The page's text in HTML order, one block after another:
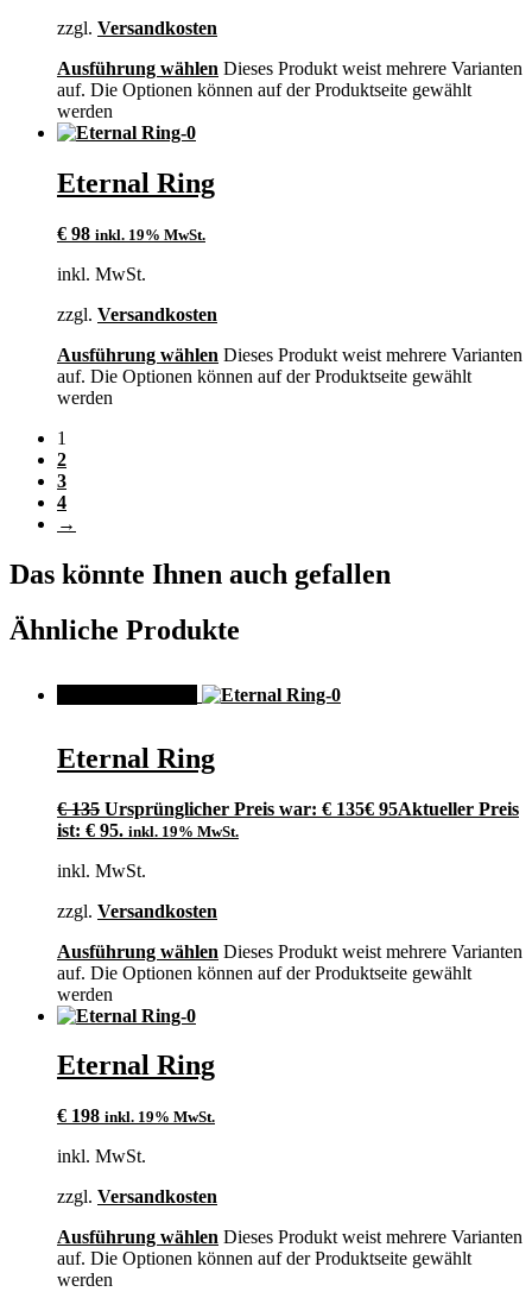
zzgl. Versandkosten
Ausführung wählen Dieses Produkt weist mehrere Varianten
auf. Die Optionen können auf der Produktseite gewählt
werden
Eternal Ring
€ 98 inkl. 19% MwSt.
inkl. MwSt.
zzgl. Versandkosten
Ausführung wählen Dieses Produkt weist mehrere Varianten
auf. Die Optionen können auf der Produktseite gewählt
werden
1
2
3
4
→
Das könnte Ihnen auch gefallen
Ähnliche Produkte
Eternal Ring
€135 Ursprünglicher Preis war: € 135€ 95Aktueller Preis
ist: € 95. inkl. 19% MwSt.
inkl. MwSt.
zzgl. Versandkosten
Ausführung wählen Dieses Produkt weist mehrere Varianten
auf. Die Optionen können auf der Produktseite gewählt
werden
Eternal Ring
€ 198 inkl. 19% MwSt.
inkl. MwSt.
zzgl. Versandkosten
Ausführung wählen Dieses Produkt weist mehrere Varianten
auf. Die Optionen können auf der Produktseite gewählt
werden